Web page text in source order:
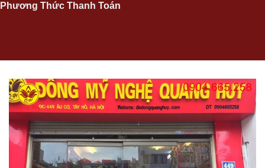
Phương Thức Thanh Toán